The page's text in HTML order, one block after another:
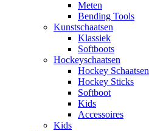
Meten
Bending Tools
Kunstschaatsen
Klassiek
Softboots
Hockeyschaatsen
Hockey Schaatsen
Hockey Sticks
Softboot
Kids
Accessoires
Kids